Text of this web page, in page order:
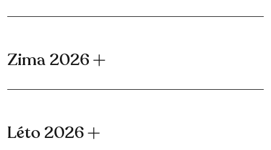
Zima 2026
Léto 2026